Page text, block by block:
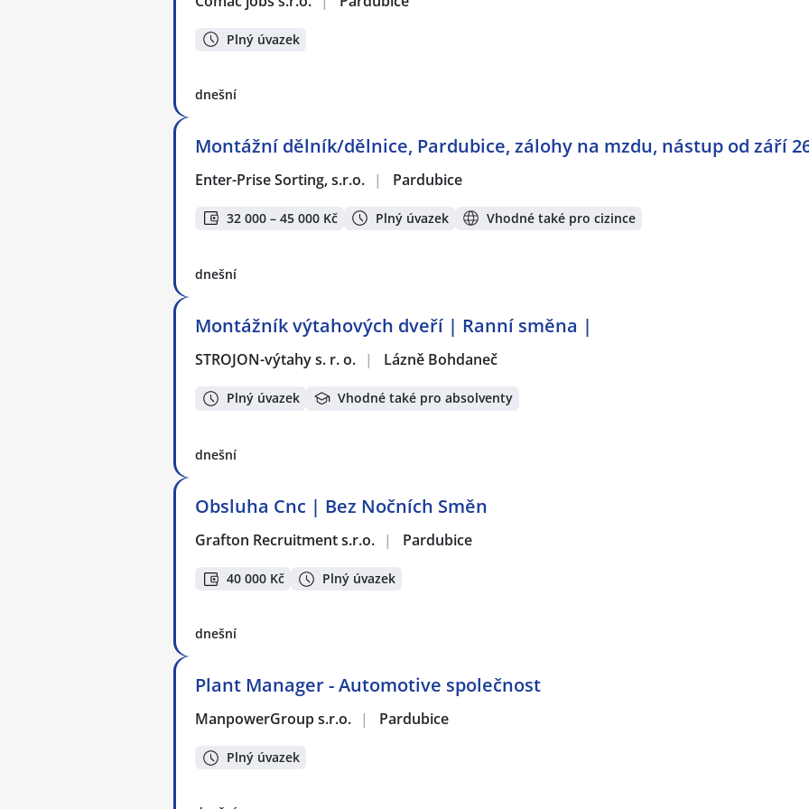
Plný úvazek
dnešní
Montážní dělník/dělnice, Pardubice, zálohy na mzdu, nástup od září
Enter-Prise Sorting, s.r.o. | Pardubice
32 000 – 45 000 Kč Plný úvazek Vhodné také pro cizince
dnešní
Montážník výtahových dveří | Ranní směna |
STROJON-výtahy s. r. o. | Lázně Bohdaneč
Plný úvazek Vhodné také pro absolventy
dnešní
Obsluha Cnc | Bez Nočních Směn
Grafton Recruitment s.r.o. | Pardubice
40 000 Kč Plný úvazek
dnešní
Plant Manager - Automotive společnost
ManpowerGroup s.r.o. | Pardubice
Plný úvazek